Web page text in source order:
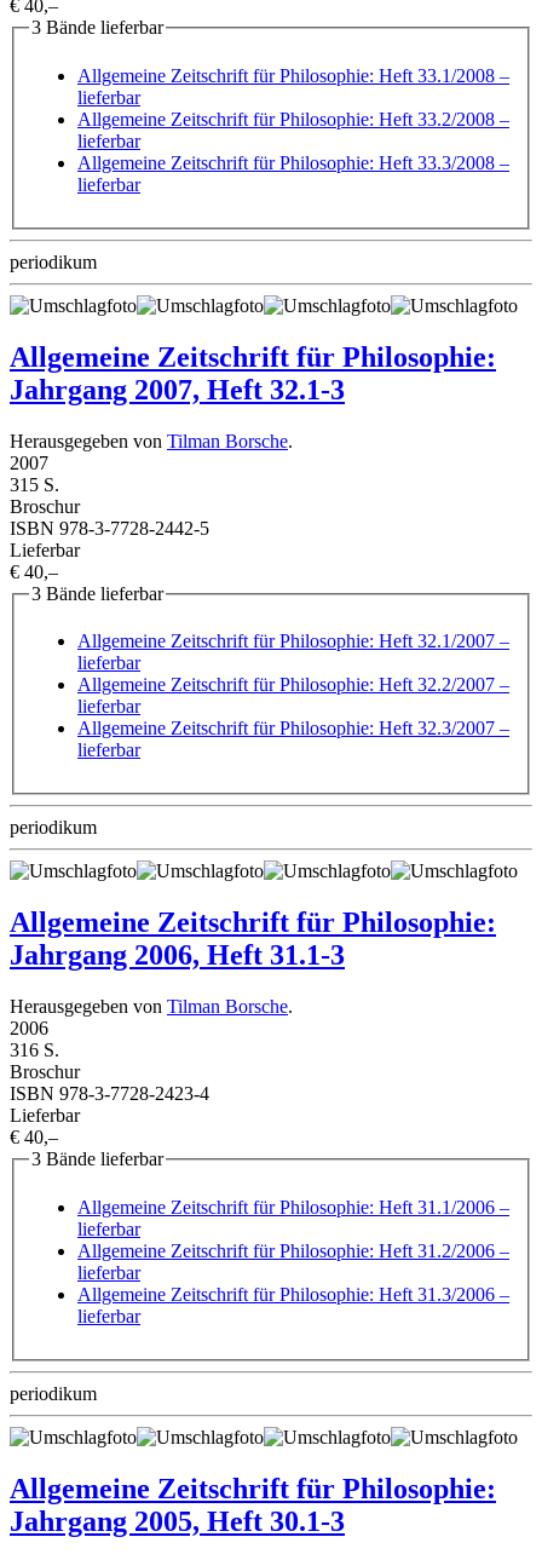
€ 40,–
3 Bände lieferbar
Allgemeine Zeitschrift für Philosophie: Heft 33.1/2008 –
lieferbar
Allgemeine Zeitschrift für Philosophie: Heft 33.2/2008 –
lieferbar
Allgemeine Zeitschrift für Philosophie: Heft 33.3/2008 –
lieferbar
periodikum
Allgemeine Zeitschrift für Philosophie:
Jahrgang 2007, Heft 32.1-3
Herausgegeben von Tilman Borsche.
2007
315 S.
Broschur
ISBN 978-3-7728-2442-5
Lieferbar
€ 40,–
3 Bände lieferbar
Allgemeine Zeitschrift für Philosophie: Heft 32.1/2007 –
lieferbar
Allgemeine Zeitschrift für Philosophie: Heft 32.2/2007 –
lieferbar
Allgemeine Zeitschrift für Philosophie: Heft 32.3/2007 –
lieferbar
periodikum
Allgemeine Zeitschrift für Philosophie:
Jahrgang 2006, Heft 31.1-3
Herausgegeben von Tilman Borsche.
2006
316 S.
Broschur
ISBN 978-3-7728-2423-4
Lieferbar
€ 40,–
3 Bände lieferbar
Allgemeine Zeitschrift für Philosophie: Heft 31.1/2006 –
lieferbar
Allgemeine Zeitschrift für Philosophie: Heft 31.2/2006 –
lieferbar
Allgemeine Zeitschrift für Philosophie: Heft 31.3/2006 –
lieferbar
periodikum
Allgemeine Zeitschrift für Philosophie:
Jahrgang 2005, Heft 30.1-3